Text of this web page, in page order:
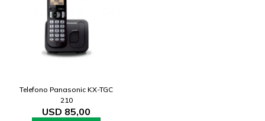
Telefono Panasonic KX-TGC
210
USD 85,00